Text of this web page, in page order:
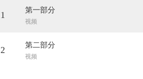
1 第一部分
视频
2 第二部分
视频